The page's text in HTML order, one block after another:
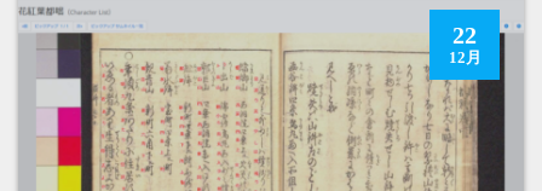
22
12月